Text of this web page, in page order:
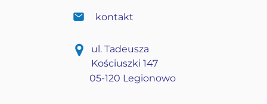
kontakt
05-120 Legionowo
ul. Tadeusza
Kościuszki 147